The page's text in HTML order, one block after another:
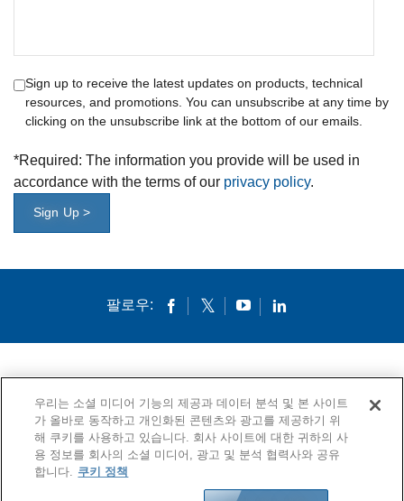
Sign up to receive the latest updates on products, technical
resources, and promotions. You can unsubscribe at any time by
clicking on the unsubscribe link at the bottom of our emails.
*Required: The information you provide will be used in
accordance with the terms of our privacy policy.
Sign Up >
팔로우:
개인정보 보호정책 법적 고지 쿠키 고시문
© 1994-2020 Corning Incorporated All Rights Reserved.
우리는 소셜 미디어 기능의 제공과 데이터 분석 및 본 사이트
가 올바로 동작하고 개인화된 콘텐츠와 광고를 제공하기 위
해 쿠키를 사용하고 있습니다. 회사 사이트에 대한 귀하의 사
용 정보를 회사의 소셜 미디어, 광고 및 분석 협력사와 공유
합니다.
쿠키 정책